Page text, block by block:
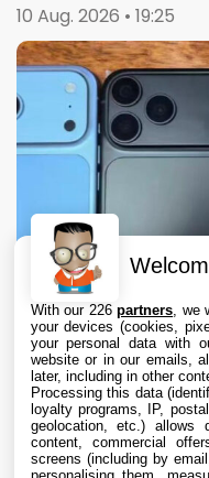
10 Aug. 2026 • 19:25
Le nouveau
With our 226partners ,
your devices (cookies,
your personal data with
website or in our emails,
later, including in other
Processing this data
loyalty programs, IP,
geolocation, etc.) allows
content, commercial
screens (including by
personalising them,